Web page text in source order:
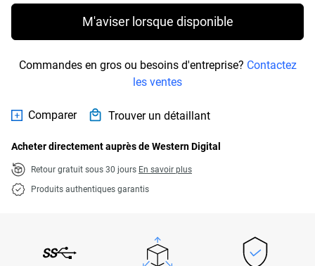
M'aviser lorsque disponible
Commandes en gros ou besoins d'entreprise? Contactez
les ventes
Comparer Trouver un détaillant
Acheter directement auprès de Western Digital
Retour gratuit sous 30 jours En savoir plus
Produits authentiques garantis